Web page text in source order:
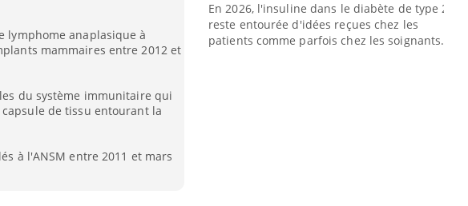
lymphome anaplasique à
mammaires entre 2012 et
du système immunitaire qui
de tissu entourant la
à l'ANSM entre 2011 et mars
En 2026, l'insuline dans le diabète de type 2
reste entourée d'idées reçues chez les
patients comme parfois chez les soignants.